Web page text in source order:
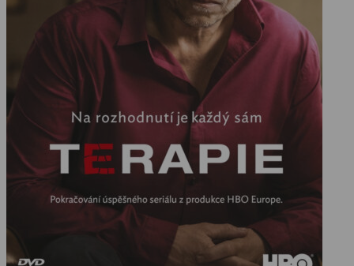
Marka zamilovaná a touží po jejich intimní sblížení. Psycholog se
nenechá vyvést z míry, vysvětluje, že parametry vztahu klientky a
terapeuta jsou dány jak lidsky, tak eticky.